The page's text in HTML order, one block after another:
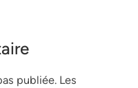
publiée. Les